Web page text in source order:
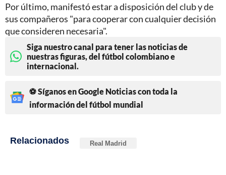
Por último, manifestó estar a disposición del club y de
sus compañeros "para cooperar con cualquier decisión
que consideren necesaria".
Siga nuestro canal para tener las noticias de
nuestras figuras, del fútbol colombiano e
internacional.
⚽ Síganos en Google Noticias con toda la
información del fútbol mundial
Relacionados Real Madrid